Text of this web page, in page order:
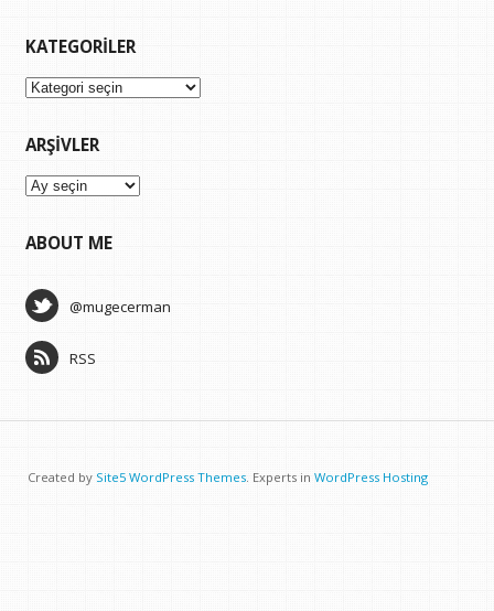
KATEGORILER
Kategoriler
ARŞIVLER
Arşivler
ABOUT ME
@mugecerman
RSS
Created by Site5 WordPress Themes . Experts in WordPress Hosting